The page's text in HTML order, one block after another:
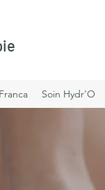
Soin Hydr'O